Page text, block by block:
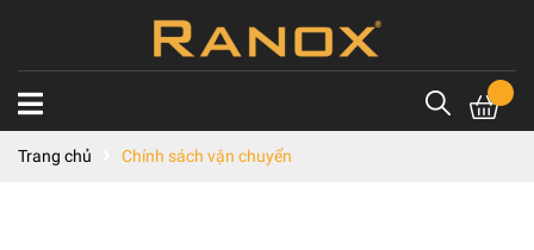
Trang chủ Chính sách vận chuyển